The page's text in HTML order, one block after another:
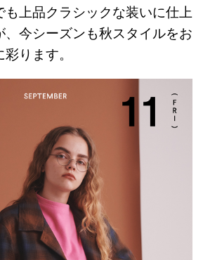
上品クラシックな装いに仕上
今シーズンも秋スタイルをお
ります。